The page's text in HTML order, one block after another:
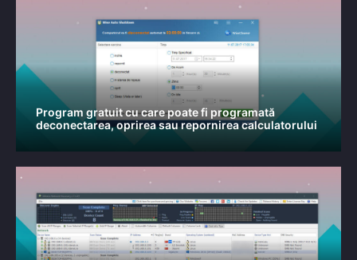
Program gratuit cu care poate fi programată
deconectarea, oprirea sau repornirea calculatorului